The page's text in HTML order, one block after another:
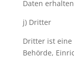
Daten
j) Dritter
Dritter ist
Behörde,